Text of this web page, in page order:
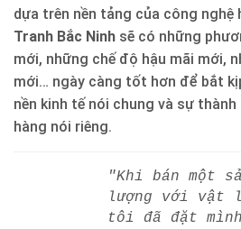
dựa trên nền tảng của công nghệ
Tranh Bắc Ninh sẽ có những
mới, những chế độ hậu mãi mới,
mới… ngày càng tốt hơn để bắt
nền kinh tế nói chung và sự
hàng nói riêng.
"Khi bán một
lượng với vật
tôi đã đặt